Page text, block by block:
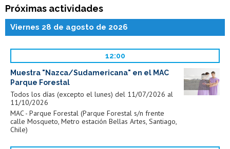
Egresadas/os
Próximas actividades
Viernes 28 de agosto de 2026
12:00
Muestra "Nazca/Sudamericana" en el MAC
Parque Forestal
Todos los días (excepto el lunes) del 11/07/2026 al
11/10/2026
MAC - Parque Forestal (Parque Forestal s/n frente
calle Mosqueto, Metro estación Bellas Artes, Santiago,
Chile)